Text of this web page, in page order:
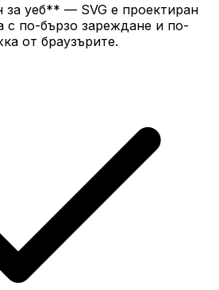
уеб** — SVG е проектиран
с по-бързо зареждане и по-
от браузърите.